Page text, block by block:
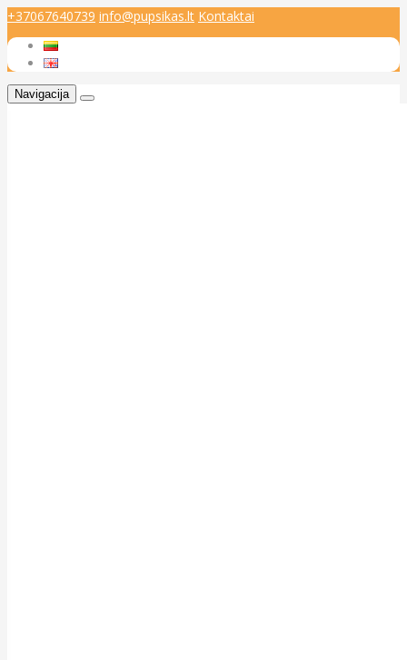
+37067640739 info@pupsikas.lt Kontaktai
Navigacija